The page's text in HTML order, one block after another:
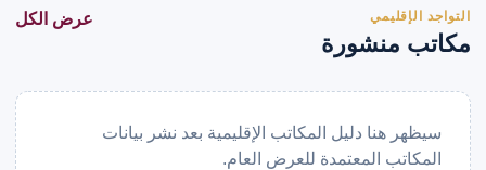
التواجد الإقليمي
مكاتب منشورة
عرض الكل
سيظهر هنا دليل المكاتب الإقليمية بعد نشر بيانات
المكاتب المعتمدة للعرض العام.